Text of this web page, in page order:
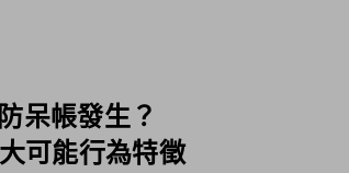
呆帳發生？
可能行為特徵